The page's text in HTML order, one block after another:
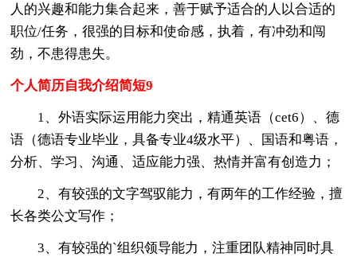
人的兴趣和能力集合起来，善于赋予适合的人以合适的
职位/任务，很强的目标和使命感，执着，有冲劲和闯
劲，不患得患失。
个人简历自我介绍简短9
1、外语实际运用能力突出，精通英语（cet6）、德
语（德语专业毕业，具备专业4级水平）、国语和粤语，
分析、学习、沟通、适应能力强、热情并富有创造力；
2、有较强的文字驾驭能力，有两年的工作经验，擅
长各类公文写作；
3、有较强的`组织领导能力，注重团队精神同时具